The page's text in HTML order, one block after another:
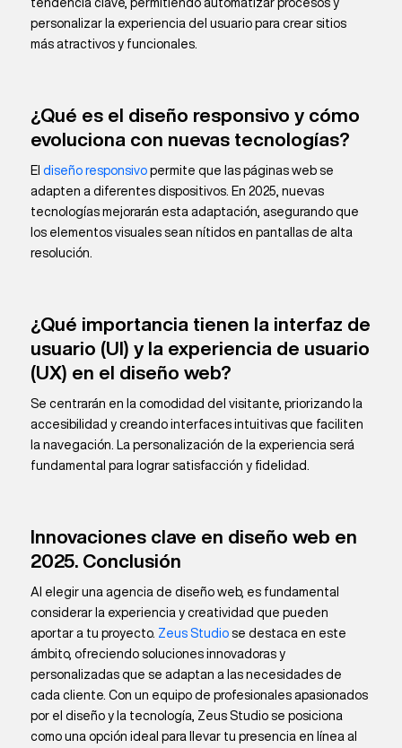
tendencia clave, permitiendo automatizar procesos y
personalizar la experiencia del usuario para crear sitios
más atractivos y funcionales.
¿Qué es el diseño responsivo y cómo
evoluciona con nuevas tecnologías?
El diseño responsivopermite que las páginas web se
adapten a diferentes dispositivos. En 2025, nuevas
tecnologías mejorarán esta adaptación, asegurando que
los elementos visuales sean nítidos en pantallas de alta
resolución.
¿Qué importancia tienen la interfaz de
usuario (UI) y la experiencia de usuario
(UX) en el diseño web?
Se centrarán en la comodidad del visitante, priorizando la
accesibilidad y creando interfaces intuitivas que faciliten
la navegación. La personalización de la experiencia será
fundamental para lograr satisfacción y fidelidad.
Innovaciones clave en diseño web en
2025. Conclusión
Al elegir una agencia de diseño web, es fundamental
considerar la experiencia y creatividad que pueden
aportar a tu proyecto. Zeus Studiose destaca en este
ámbito, ofreciendo soluciones innovadoras y
personalizadas que se adaptan a las necesidades de
cada cliente. Con un equipo de profesionales apasionados
por el diseño y la tecnología, Zeus Studio se posiciona
como una opción ideal para llevar tu presencia en línea al